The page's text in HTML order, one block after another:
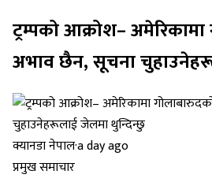
ट्रम्पको आक्रोश–
अभाव छैन, सूचना
क्यानडा नेपाल·a day ago
प्रमुख समाचार